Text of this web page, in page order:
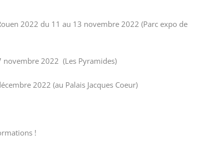
2022 du 11 au 13 novembre 2022 (Parc expo de
novembre 2022 (Les Pyramides)
2022 (au Palais Jacques Coeur)
!